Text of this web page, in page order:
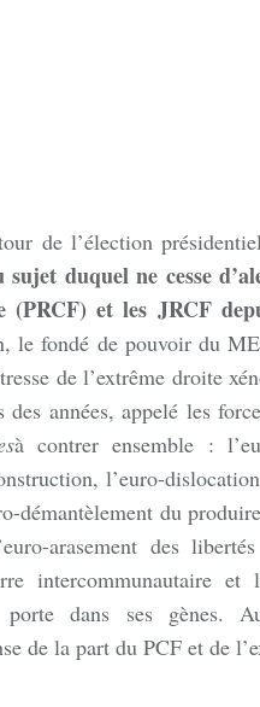
de l’élection
duquel ne cesse
(PRCF) et les JRCF
le fondé de pouvoir du
de l’extrême droite
des années, appelé les
à contrer ensemble :
l’euro-
démantèlement du
arasement des
intercommunautaire et
dans ses gènes.
de la part du PCF et de